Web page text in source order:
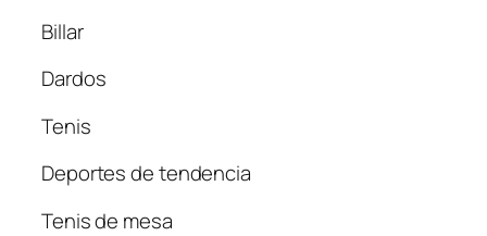
Billar
Dardos
Tenis
Deportes de tendencia
Tenis de mesa